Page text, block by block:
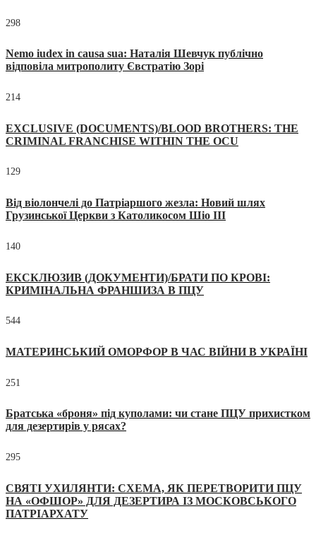
298
Nemo iudex in causa sua: Наталія Шевчук публічно
відповіла митрополиту Євстратію Зорі
214
EXCLUSIVE (DOCUMENTS)/BLOOD BROTHERS: THE
CRIMINAL FRANCHISE WITHIN THE OCU
129
Від віолончелі до Патріаршого жезла: Новий шлях
Грузинської Церкви з Католикосом Шіо III
140
ЕКСКЛЮЗИВ (ДОКУМЕНТИ)/БРАТИ ПО КРОВІ:
КРИМІНАЛЬНА ФРАНШИЗА В ПЦУ
544
МАТЕРИНСЬКИЙ ОМОРФОР В ЧАС ВІЙНИ В УКРАЇНІ
251
Братська «броня» під куполами: чи стане ПЦУ прихистком
для дезертирів у рясах?
295
СВЯТІ УХИЛЯНТИ: СХЕМА, ЯК ПЕРЕТВОРИТИ ПЦУ
НА «ОФШОР» ДЛЯ ДЕЗЕРТИРА ІЗ МОСКОВСЬКОГО
ПАТРІАРХАТУ